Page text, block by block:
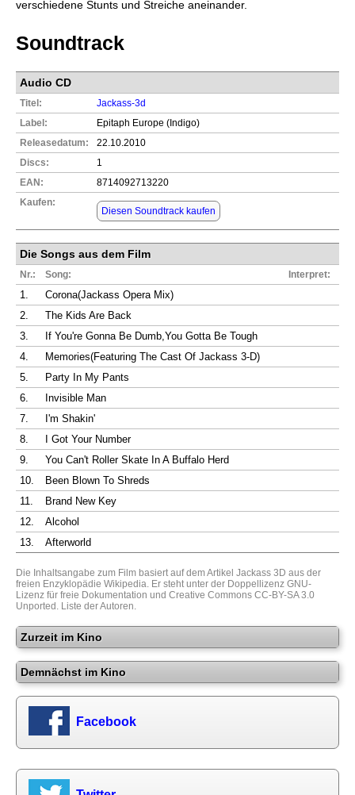
verschiedene Stunts und Streiche aneinander.
Soundtrack
Audio CD
Titel:
Jackass-3d
Label:
Epitaph Europe (Indigo)
Releasedatum:
22.10.2010
Discs:
1
EAN:
8714092713220
Kaufen:
Diesen Soundtrack kaufen
Die Songs aus dem Film
Nr.: Song: Interpret:
1.
Corona(Jackass Opera Mix)
2.
The Kids Are Back
3.
If You're Gonna Be Dumb,You Gotta Be Tough
4.
Memories(Featuring The Cast Of Jackass 3-D)
5.
Party In My Pants
6.
Invisible Man
7.
I'm Shakin'
8.
I Got Your Number
9.
You Can't Roller Skate In A Buffalo Herd
10.
Been Blown To Shreds
11.
Brand New Key
12.
Alcohol
13.
Afterworld
Die Inhaltsangabe zum Film basiert auf dem Artikel Jackass 3D aus der
freien Enzyklopädie Wikipedia. Er steht unter der Doppellizenz GNU-
Lizenz für freie Dokumentation und Creative Commons CC-BY-SA 3.0
Unported . Liste der Autoren.
Zurzeit im Kino
Demnächst im Kino
Facebook